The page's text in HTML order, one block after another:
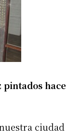
pintados hace
ciudad